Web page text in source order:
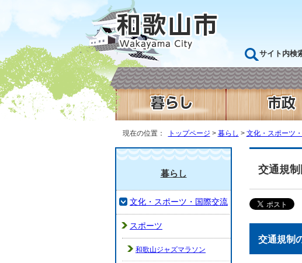
サイト内検
現在の位置： トップページ > 暮らし > 文化・スポーツ
交通規制
交通規制
暮らし
文化・スポーツ・国際交流
スポーツ
和歌山ジャズマラソン